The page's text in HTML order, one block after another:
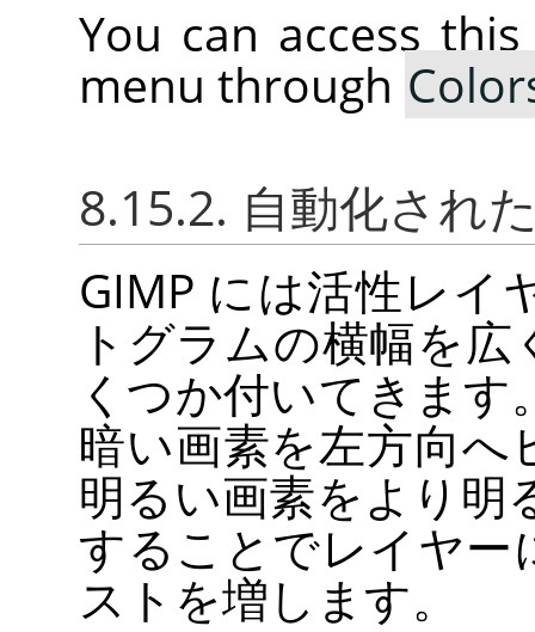
You can access
menu through
8.15.2. 自動化され
GIMP には活性レイ
トグラムの横幅を
くつか付いてきま
暗い画素を左方向
明るい画素をより明
することでレイヤ
ストを増します。